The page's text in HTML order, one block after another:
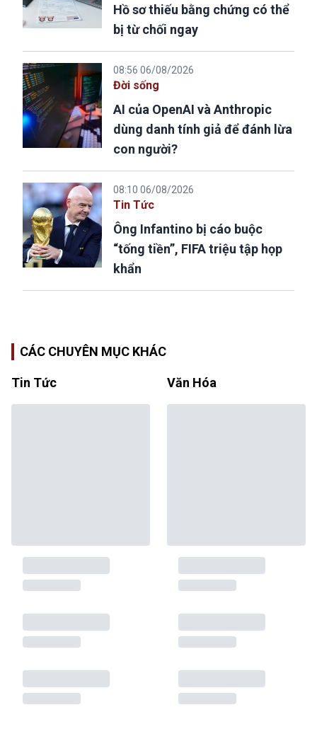
Hồ sơ thiếu bằng chứng có thể
bị từ chối ngay
08:56 06/08/2026
Đời sống
AI của OpenAI và Anthropic
dùng danh tính giả để đánh lừa
con người?
08:10 06/08/2026
Tin Tức
Ông Infantino bị cáo buộc
“tống tiền”, FIFA triệu tập họp
khẩn
CÁC CHUYÊN MỤC KHÁC
Tin Tức Văn Hóa